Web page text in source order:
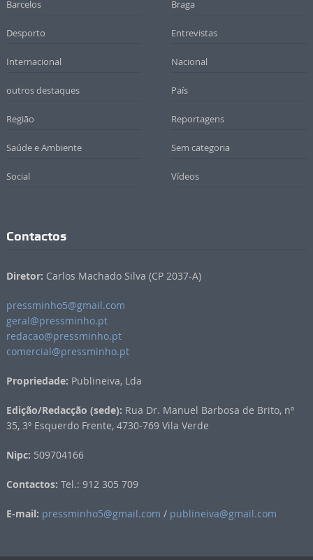
Barcelos Braga
Desporto Entrevistas
Internacional Nacional
outros destaques País
Região Reportagens
Saúde e Ambiente Sem categoria
Social Vídeos
Contactos
Diretor: Carlos Machado Silva (CP 2037-A)
pressminho5@gmail.com
geral@pressminho.pt
redacao@pressminho.pt
comercial@pressminho.pt
Propriedade: Publineiva, Lda
Edição/Redacção (sede): Rua Dr. Manuel Barbosa de Brito, nº
35, 3º Esquerdo Frente, 4730-769 Vila Verde
Nipc: 509704166
Contactos: Tel.: 912 305 709
E-mail: pressminho5@gmail.com / publineiva@gmail.com